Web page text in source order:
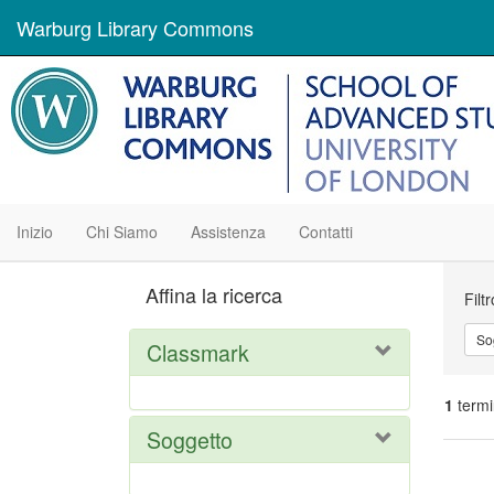
Warburg Library Commons
Inizio Chi Siamo Assistenza Contatti
1
Affina la ricerca
Classmark
Soggetto